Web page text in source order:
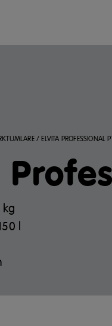
/ELVITA PROFESSIONAL
l